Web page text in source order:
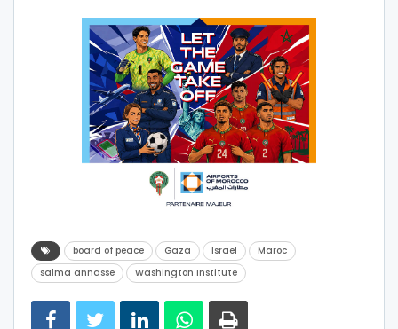
board of peace Gaza Israël
Maroc
salma annasse
Washington Institute